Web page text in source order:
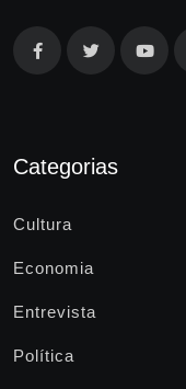
Categorias
Cultura
Economia
Entrevista
Política